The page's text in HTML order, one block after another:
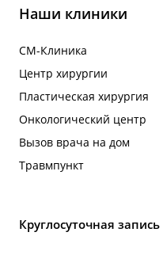
Наши клиники
СМ-Клиника
Центр хирургии
Пластическая хирургия
Онкологический центр
Вызов врача на дом
Травмпункт
Круглосуточная запись